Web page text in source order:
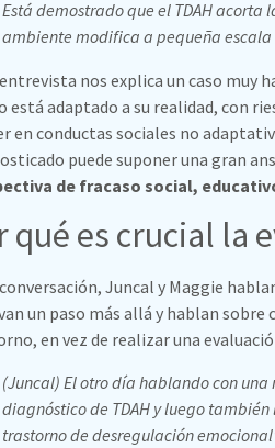
Está demostrado que el TDAH
ambiente modifica a pequeña escala
nos explica un caso muy
está adaptado a su realidad, con
en conductas sociales no
puede suponer una gran
de fracaso social,
qué es crucial la
Juncal y Maggie
un paso más allá y hablan
en vez de realizar una
(Juncal) El otro día hablando con
diagnóstico de TDAH y luego
trastorno de desregulación